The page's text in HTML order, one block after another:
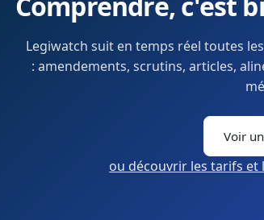
Legiwatch suit en temps réel toutes
: amendements, scrutins, articles,
Voir
ou découvrir les tarifs